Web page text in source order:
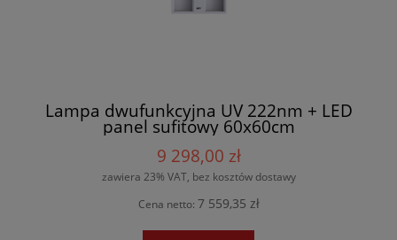
Lampa dwufunkcyjna UV 222nm + LED
panel sufitowy 60x60cm
9 298,00 zł
zawiera 23% VAT, bez kosztów dostawy
Cena netto: 7 559,35 zł